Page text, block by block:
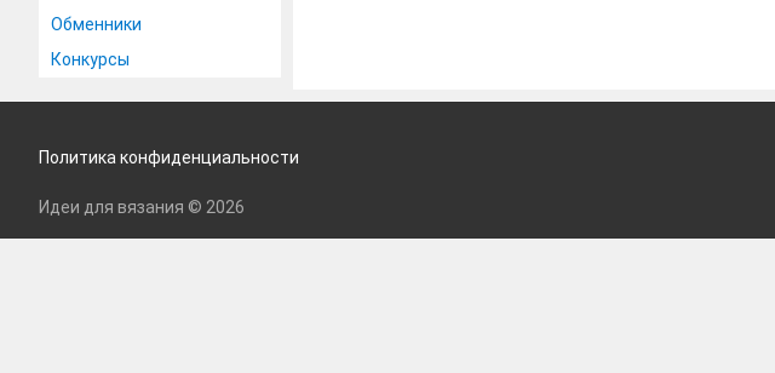
Обменники
Конкурсы
Политика конфиденциальности
Идеи для вязания © 2026